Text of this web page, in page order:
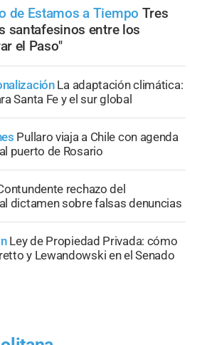
de Estamos a Tiempo Tres
santafesinos entre los
el Paso"
La adaptación climática:
Santa Fe y el sur global
Pullaro viaja a Chile con agenda
puerto de Rosario
rechazo del
dictamen sobre falsas denuncias
Ley de Propiedad Privada: cómo
y Lewandowski en el Senado